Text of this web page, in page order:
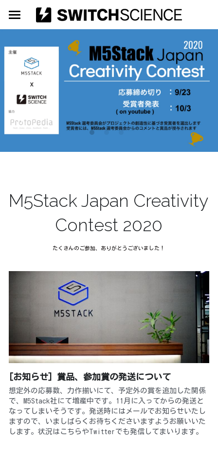
イベント
M5Stack Creativity Contest 2022
大学生協連携
M5Stack Japan Creativity
Contest 2020
たくさんのご参加、ありがとうございました！
[お知らせ] 賞品、参加賞の発送について
想定外の応募数、力作揃いにて、予定外の賞を追加した関係
で、M5Stack社にて増産中です。11月に入ってからの発送と
なってしまいそうです。発送時にはメールでお知らせいたし
ますので、いましばらくお待ちくださいますようお願いいた
します。状況はこちらやTwitterでも発信してまいります。